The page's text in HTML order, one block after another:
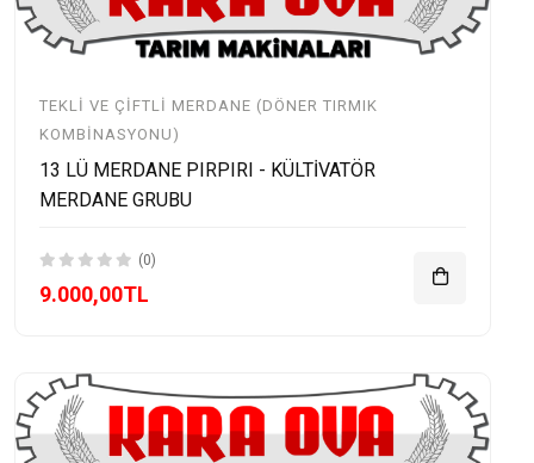
TEKLI VE ÇIFTLI MERDANE (DÖNER TIRMIK
KOMBINASYONU)
13 LÜ MERDANE PIRPIRI - KÜLTİVATÖR
MERDANE GRUBU
(0)
9.000,00TL